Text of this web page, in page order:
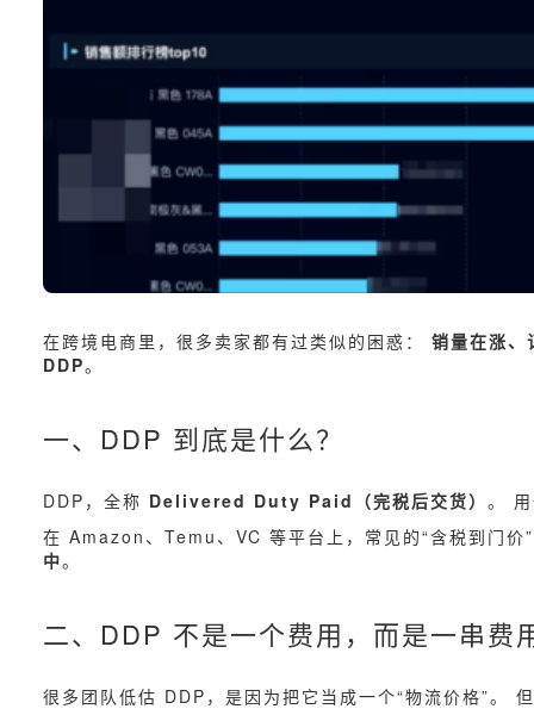
在跨境电商里，很多卖家都有过类似的困惑： 销量在涨、
DDP。
一、DDP 到底是什么？
DDP，全称 Delivered Duty Paid（完税后交货） 。
在 Amazon、Temu、VC 等平台上，常见的“含税到门
中。
二、DDP 不是一个费用，而是一串费
很多团队低估 DDP，是因为把它当成一个“物流价格”。